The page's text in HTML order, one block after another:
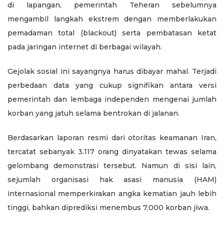
di lapangan, pemerintah Teheran sebelumnya
mengambil langkah ekstrem dengan memberlakukan
pemadaman total (blackout) serta pembatasan ketat
pada jaringan internet di berbagai wilayah.
Gejolak sosial ini sayangnya harus dibayar mahal. Terjadi
perbedaan data yang cukup signifikan antara versi
pemerintah dan lembaga independen mengenai jumlah
korban yang jatuh selama bentrokan di jalanan.
Berdasarkan laporan resmi dari otoritas keamanan Iran,
tercatat sebanyak 3.117 orang dinyatakan tewas selama
gelombang demonstrasi tersebut. Namun di sisi lain,
sejumlah organisasi hak asasi manusia (HAM)
internasional memperkirakan angka kematian jauh lebih
tinggi, bahkan diprediksi menembus 7.000 korban jiwa.